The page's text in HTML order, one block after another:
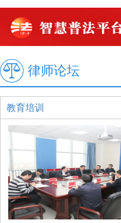
律师论坛
教育培训